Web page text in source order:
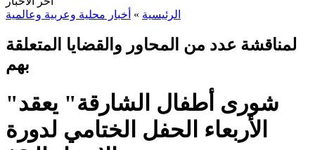
الرئيسية » أخبار محلية وعربية وعالمية
لمناقشة عدد من المحاور والقضايا المتعلقة
بهم
"شورى أطفال الشارقة" يعقد
الأربعاء الحفل الختامي لدورة